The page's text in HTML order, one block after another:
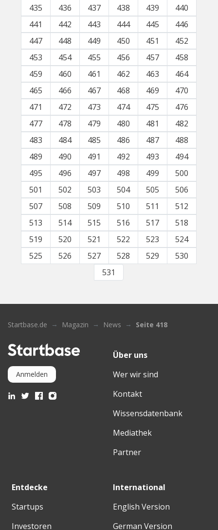
435 436 437 438 439
440
441
442 443 444 445
446
447
448 449 450 451
452
453
454 455 456 457
458
459
460 461 462 463
464
465
466 467 468 469
470
471
472 473 474 475
476
477
478 479 480 481
482
483
484 485 486 487
488
489
490 491 492 493
494
495
496 497 498 499
500
501
502 503 504 505
506
507
508 509 510 511
512
513
514 515 516 517
518
519
520 521 522 523
524
525
526 527 528 529
530
531
Startbase.de Magazin News Seite 418
Anmelden
Über uns
Wer wir sind
Kontakt
Wissensdatenbank
Mediathek
Partner
Entdecke
Startups
Investoren
International
English Version
German Version